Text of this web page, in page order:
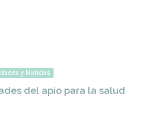
y Noticias
del apio para la salud